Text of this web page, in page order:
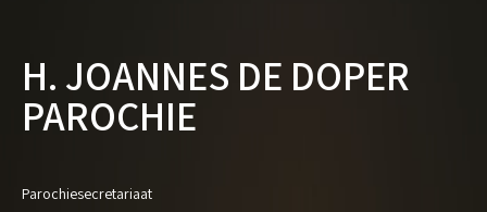
H. JOANNES DE DOPER
PAROCHIE
Parochiesecretariaat